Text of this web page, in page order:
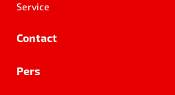
Service
Contact
Pers